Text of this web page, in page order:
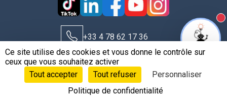
+33 4 78 62 17 36
contact@leobotics.com
Ce site utilise des cookies et vous donne le contrôle sur
ceux que vous souhaitez activer
Tout accepter
Tout refuser
Personnaliser
Politique de confidentialité